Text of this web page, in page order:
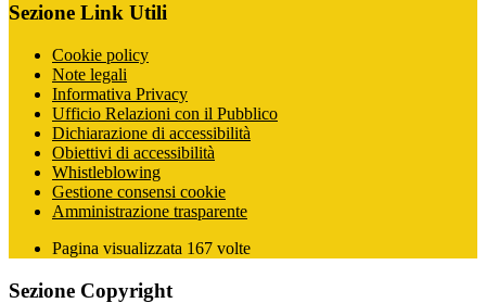
Sezione Link Utili
Cookie policy
Note legali
Informativa Privacy
Ufficio Relazioni con il Pubblico
Dichiarazione di accessibilità
Obiettivi di accessibilità
Whistleblowing
Gestione consensi cookie
Amministrazione trasparente
Pagina visualizzata 167 volte
Sezione Copyright